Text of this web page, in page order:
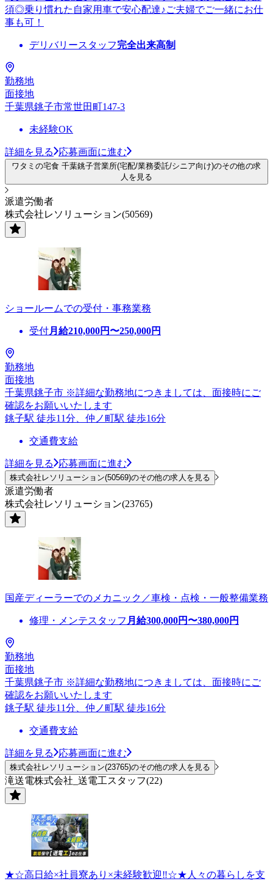
須◎乗り慣れた自家用車で安心配達♪ご夫婦でご一緒にお仕
事も可！
デリバリースタッフ完全出来高制
勤務地
面接地
千葉県銚子市常世田町147-3
未経験OK
詳細を見る 応募画面に進む
ワタミの宅食 千葉銚子営業所(宅配/業務委託/シニア向け)のその他の求
人を見る
派遣労働者
株式会社レソリューション(50569)
ショールームでの受付・事務業務
受付月給210,000円〜250,000円
勤務地
面接地
千葉県銚子市 ※詳細な勤務地につきましては、面接時にご
確認をお願いいたします
銚子駅 徒歩11分、仲ノ町駅 徒歩16分
交通費支給
詳細を見る 応募画面に進む
株式会社レソリューション(50569)のその他の求人を見る
派遣労働者
株式会社レソリューション(23765)
国産ディーラーでのメカニック／車検・点検・一般整備業務
修理・メンテスタッフ 月給300,000円〜380,000円
勤務地
面接地
千葉県銚子市 ※詳細な勤務地につきましては、面接時にご
確認をお願いいたします
銚子駅 徒歩11分、仲ノ町駅 徒歩16分
交通費支給
詳細を見る 応募画面に進む
株式会社レソリューション(23765)のその他の求人を見る
滝送電株式会社_送電工スタッフ(22)
★☆高日給×社員寮あり×未経験歓迎‼☆★人々の暮らしを支